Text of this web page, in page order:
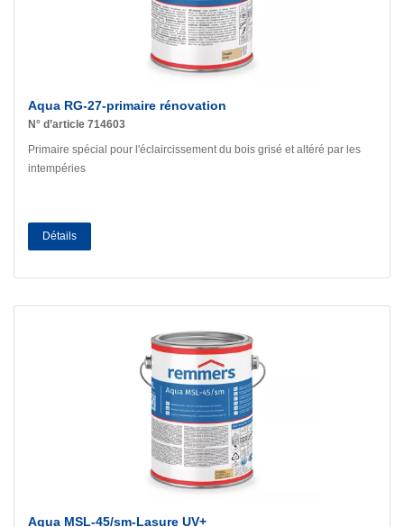
Aqua RG-27-primaire rénovation
N° d’article 714603
Primaire spécial pour l'éclaircissement du bois grisé et altéré par les
intempéries
Détails
Aqua MSL-45/sm-Lasure UV+